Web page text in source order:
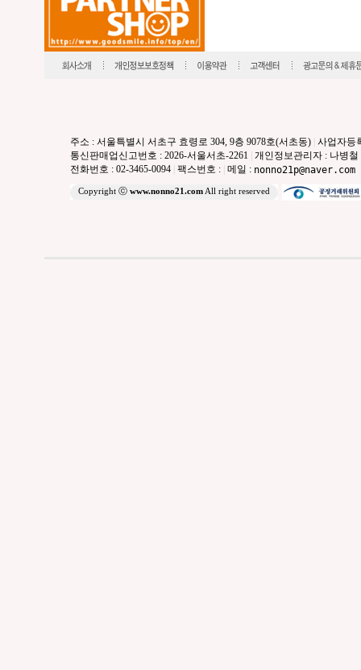
주소 : 서울특별시 서초구 효령로 304, 9층 9078호(서초동) 사업자등
통신판매업신고번호 : 2026-서울서초-2261 개인정보관리자 : 나병철
전화번호 : 02-3465-0094 팩스번호 : 메일 : nonno21p@naver.com
Copyright ⓒ www.nonno21.comAll right reserved